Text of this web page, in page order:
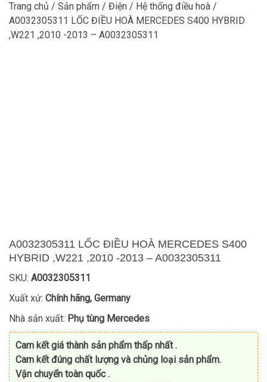
Trang chủ / Sản phẩm / Điện / Hệ thống điều hoà /
A0032305311 LỐC ĐIỀU HOÀ MERCEDES S400 HYBRID
,W221 ,2010 -2013 – A0032305311
A0032305311 LỐC ĐIỀU HOÀ MERCEDES S400
HYBRID ,W221 ,2010 -2013 – A0032305311
SKU: A0032305311
Xuất xứ: Chính hãng, Germany
Nhà sản xuất: Phụ tùng Mercedes
Cam kết giá thành sản phẩm thấp nhất .
Cam kết đúng chất lượng và chủng loại sản phẩm.
Vận chuyển toàn quốc .